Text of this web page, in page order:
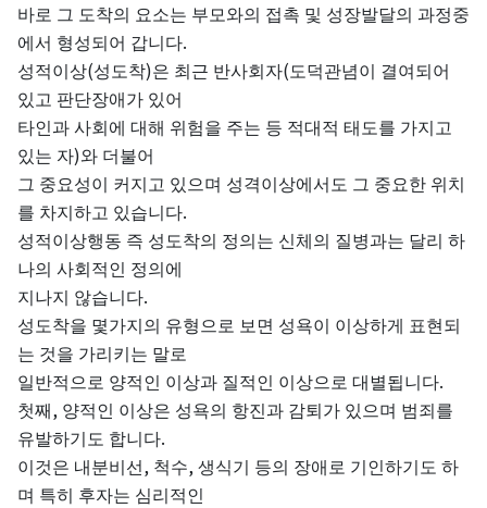
바로 그 도착의 요소는 부모와의 접촉 및 성장발달의 과정중
에서 형성되어 갑니다.
성적이상(성도착)은 최근 반사회자( 도덕관념이
결여되어
있고 판단장애가 있어
타인과 사회에 대해 위험을 주는 등 적대적 태도를 가지고
있는 자)와 더불어
그 중요성이 커지고 있으며 성격이상에서도 그 중요한 위치
를 차지하고 있습니다.
성적이상행동 즉 성도착의 정의는 신체의 질병과는 달리 하
나의 사회적인 정의에
지나지
않습니다.
성도착을 몇가지의 유형으로 보면 성욕이 이상하게
표현되
는 것을 가리키는 말로
일반적으로 양적인 이상과 질적인 이상으로 대별됩니다.
첫째 , 양적인 이상은 성욕의 항진과 감퇴가 있으며 범죄를
유발하기도 합니다.
이것은 내분비선 , 척수, 생식기 등의 장애로 기인하기도 하
며 특히 후자는 심리적인